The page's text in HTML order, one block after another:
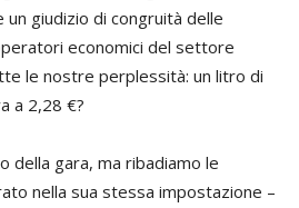
giudizio di congruità delle
economici del settore
le nostre perplessità: un litro di
a 2,28 €?
della gara, ma ribadiamo le
nella sua stessa impostazione –